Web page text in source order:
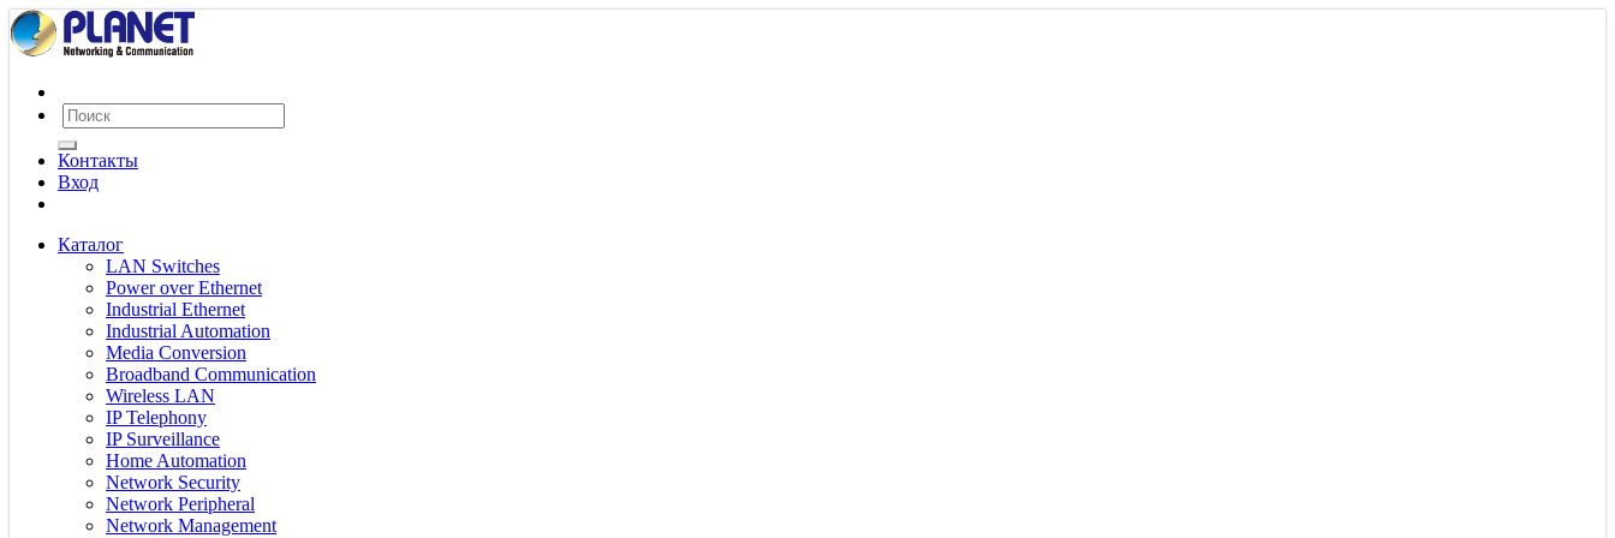
Контакты
Вход
Каталог
LAN Switches
Power over Ethernet
Industrial Ethernet
Industrial Automation
Media Conversion
Broadband Communication
Wireless LAN
IP Telephony
IP Surveillance
Home Automation
Network Security
Network Peripheral
Network Management